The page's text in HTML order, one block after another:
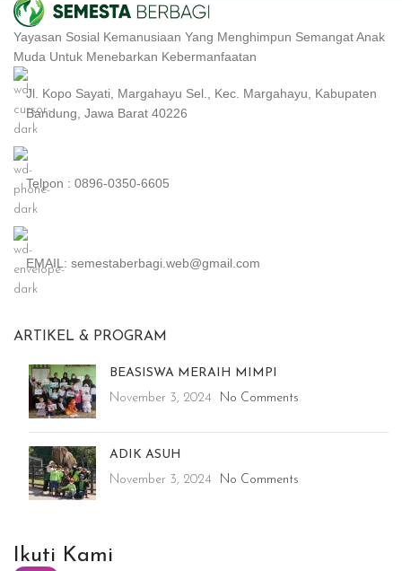
Yayasan Sosial Kemanusiaan Yang Menghimpun Semangat Anak
Muda Untuk Menebarkan Kebermanfaatan
Jl. Kopo Sayati, Margahayu Sel., Kec. Margahayu, Kabupaten
Bandung, Jawa Barat 40226
Telpon : 0896-0350-6605
EMAIL: semestaberbagi.web@gmail.com
ARTIKEL & PROGRAM
BEASISWA MERAIH MIMPI
November 3, 2024
No Comments
ADIK ASUH
November 3, 2024
No Comments
Ikuti Kami